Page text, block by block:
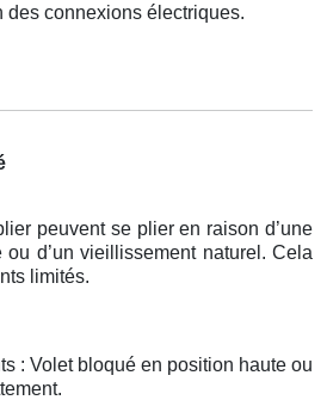
des connexions électriques.
peuvent se plier en raison d’une
d’un vieillissement naturel. Cela
limités.
: Volet bloqué en position haute ou